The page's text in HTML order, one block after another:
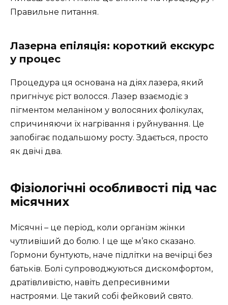
Правильне питання.
Лазерна епіляція: короткий екскурс
у процес
Процедура ця основана на діях лазера, який
пригнічує ріст волосся. Лазер взаємодіє з
пігментом меланіном у волосяних фолікулах,
спричиняючи їх нагрівання і руйнування. Це
запобігає подальшому росту. Здається, просто
як двічі два.
Фізіологічні особливості під час
місячних
Місячні – це період, коли організм жінки
чутливіший до болю. І це ще м’яко сказано.
Гормони бунтують, наче підлітки на вечірці без
батьків. Болі супроводжуються дискомфортом,
дратівливістю, навіть депресивними
настроями. Це такий собі фейковий свято.